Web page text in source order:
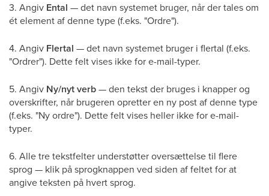
3. Angiv Ental — det navn systemet bruger, når der tales om
ét element af denne type (f.eks. "Ordre").
4. Angiv Flertal — det navn systemet bruger i flertal (f.eks.
"Ordrer"). Dette felt vises ikke for e-mail-typer.
5. Angiv Ny/nyt verb— den tekst der bruges i knapper og
overskrifter, når brugeren opretter en ny post af denne type
(f.eks. "Ny ordre"). Dette felt vises heller ikke for e-mail-
typer.
6. Alle tre tekstfelter understøtter oversættelse til flere
sprog — klik på sprogknappen ved siden af feltet for at
angive teksten på hvert sprog.